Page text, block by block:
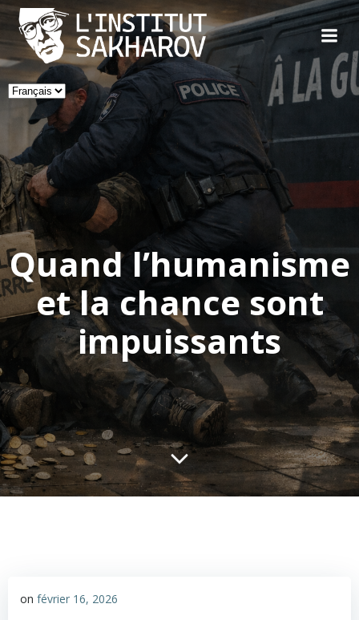
Skip
to
content
Choisir
langue
Quand l’humanisme
et la chance sont
impuissants
on février 16, 2026